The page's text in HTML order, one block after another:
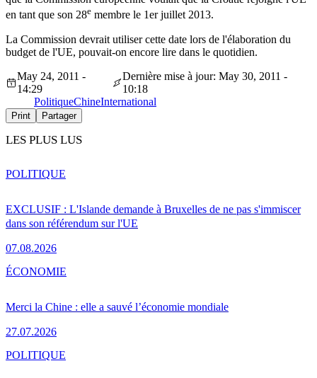
en tant que son 28e membre le 1er juillet 2013.
La Commission devrait utiliser cette date lors de l'élaboration du
budget de l'UE, pouvait-on encore lire dans le quotidien.
May 24, 2011 -
14:29
Dernière mise à jour: May 30, 2011 -
10:18
PolitiqueChineInternational
Print Partager
LES PLUS LUS
EXCLUSIF : L'Islande demande à Bruxelles de ne pas s'immiscer
dans son référendum sur l'UE
07.08.2026
POLITIQUE
Merci la Chine : elle a sauvé l’économie mondiale
27.07.2026
ÉCONOMIE
POLITIQUE